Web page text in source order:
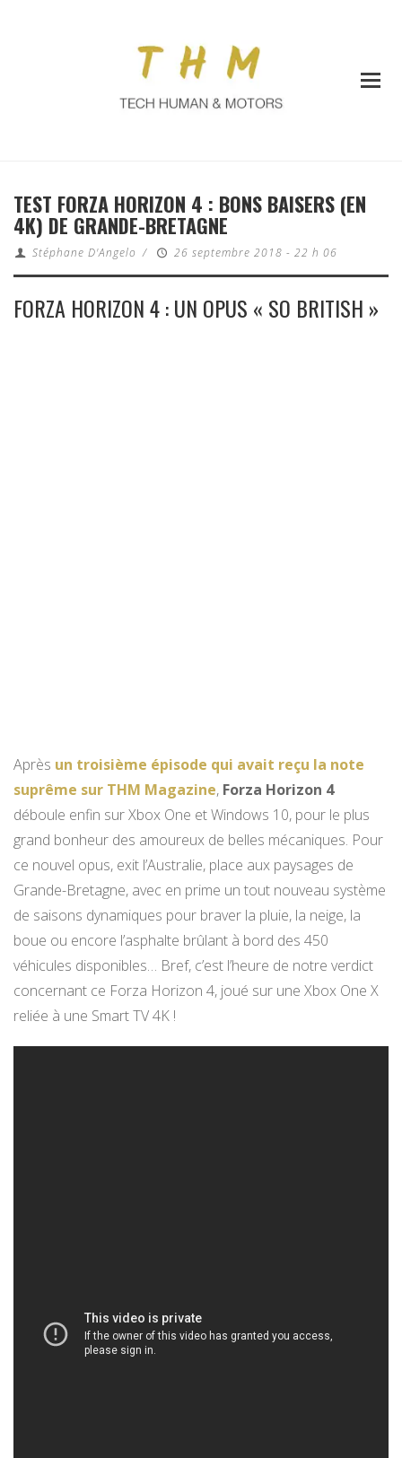
TEST FORZA HORIZON 4 : BONS BAISERS (EN
4K) DE GRANDE-BRETAGNE
Stéphane D'Angelo / 26 septembre 2018 - 22 h 06
FORZA HORIZON 4 : UN OPUS « SO BRITISH »
Après un troisième épisode qui avait reçu la note
suprême sur THM Magazine, Forza Horizon 4
déboule enfin sur Xbox One et Windows 10, pour le plus
grand bonheur des amoureux de belles mécaniques. Pour
ce nouvel opus, exit l’Australie, place aux paysages de
Grande-Bretagne, avec en prime un tout nouveau système
de saisons dynamiques pour braver la pluie, la neige, la
boue ou encore l’asphalte brûlant à bord des 450
véhicules disponibles… Bref, c’est l’heure de notre verdict
concernant ce Forza Horizon 4, joué sur une Xbox One X
reliée à une Smart TV 4K !